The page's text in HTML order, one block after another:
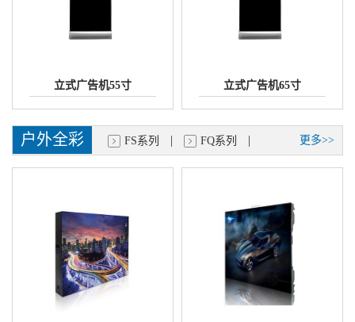
立式广告机55寸 立式广告机65寸
户外全彩 更多>>
FS系列 | FQ系列 |